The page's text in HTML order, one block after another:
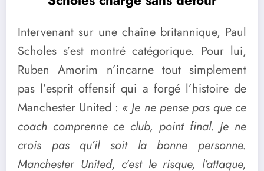
Intervenant sur une chaîne britannique, Paul
Scholes s’est montré catégorique. Pour lui,
Ruben Amorim n’incarne tout simplement
pas l’esprit offensif qui a forgé l’histoire de
Manchester United : « Je ne pense pas que ce
coach comprenne ce club, point final. Je ne
crois pas qu’il soit la bonne personne.
Manchester United, c’est le risque, l’attaque,